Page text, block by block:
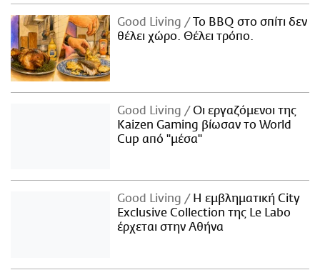
Good Living
Το BBQ στο σπίτι δεν
θέλει χώρο. Θέλει τρόπο.
Good Living
Οι εργαζόμενοι της
Kaizen Gaming βίωσαν το World
Cup από "μέσα"
Good Living
Η εμβληματική City
Exclusive Collection της Le Labo
έρχεται στην Αθήνα